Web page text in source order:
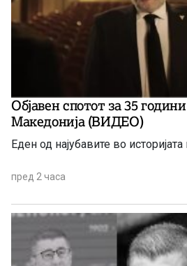
Објавен спотот за 35
Македонија (ВИДЕО)
Еден од најубавите во
пред 2 часа